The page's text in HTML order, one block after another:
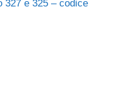
327 e 325 – codice